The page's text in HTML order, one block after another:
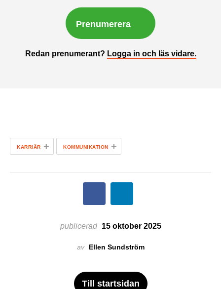
Prenumerera
Redan prenumerant? Logga in och läs vidare.
KARRIÄR + KOMMUNIKATION +
publicerad 15 oktober 2025
av Ellen Sundström
Till startsidan